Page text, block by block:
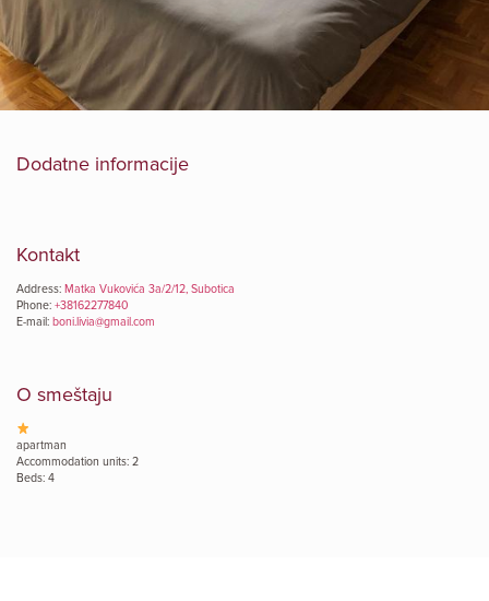
Dodatne informacije
Kontakt
Address: Matka Vukovića 3a/2/12, Subotica
Phone: +38162277840
E-mail: boni.livia@gmail.com
O smeštaju
apartman
Accommodation units: 2
Beds: 4